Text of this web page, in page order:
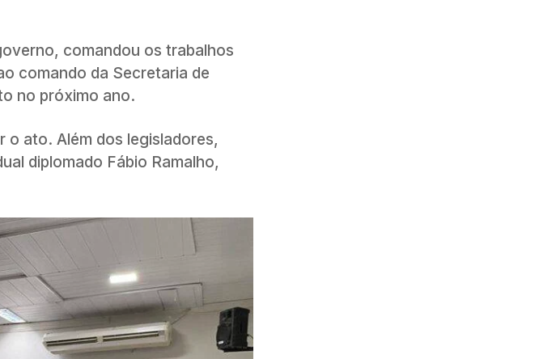
comandou os trabalhos
comando da Secretaria de
no próximo ano.
o ato. Além dos legisladores,
diplomado Fábio Ramalho,